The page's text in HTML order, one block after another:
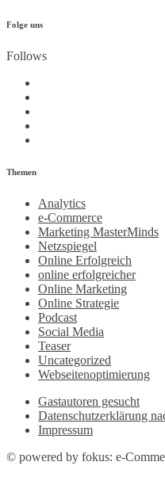
Folge uns
Follows
Themen
Analytics
e-Commerce
Marketing MasterMinds
Netzspiegel
Online Erfolgreich
online erfolgreicher
Online Marketing
Online Strategie
Podcast
Social Media
Teaser
Uncategorized
Webseitenoptimierung
Gastautoren gesucht
Datenschutzerklärung
Impressum
© powered by fokus: e-